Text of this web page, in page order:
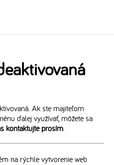
Ak ste majiteľom
ďalej využívať, môžete sa
kontaktujte prosím.
na rýchle vytvorenie web